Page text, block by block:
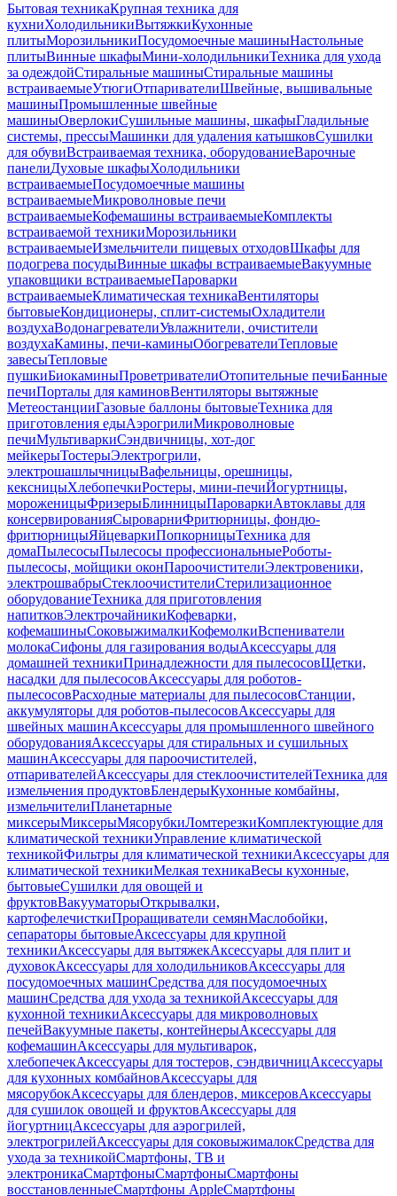
Бытовая техникаКрупная техника для
кухниХолодильникиВытяжкиКухонные
плитыМорозильникиПосудомоечные машиныНастольные
плитыВинные шкафыМини-холодильникиТехника для ухода
за одеждойСтиральные машиныСтиральные машины
встраиваемыеУтюгиОтпаривателиШвейные, вышивальные
машиныПромышленные швейные
машиныОверлокиСушильные машины, шкафыГладильные
системы, прессыМашинки для удаления катышковСушилки
для обувиВстраиваемая техника, оборудованиеВарочные
панелиДуховые шкафыХолодильники
встраиваемыеПосудомоечные машины
встраиваемыеМикроволновые печи
встраиваемыеКофемашины встраиваемыеКомплекты
встраиваемой техникиМорозильники
встраиваемыеИзмельчители пищевых отходовШкафы для
подогрева посудыВинные шкафы встраиваемыеВакуумные
упаковщики встраиваемыеПароварки
встраиваемыеКлиматическая техникаВентиляторы
бытовыеКондиционеры, сплит-системыОхладители
воздухаВодонагревателиУвлажнители, очистители
воздухаКамины, печи-каминыОбогревателиТепловые
завесыТепловые
пушкиБиокаминыПроветривателиОтопительные печиБанные
печиПорталы для каминовВентиляторы вытяжные
МетеостанцииГазовые баллоны бытовыеТехника для
приготовления едыАэрогрилиМикроволновые
печиМультиваркиСэндвичницы, хот-дог
мейкерыТостерыЭлектрогрили,
электрошашлычницыВафельницы, орешницы,
кексницыХлебопечкиРостеры, мини-печиЙогуртницы,
мороженицыФризерыБлинницыПароваркиАвтоклавы для
консервированияСыроварниФритюрницы, фондю-
фритюрницыЯйцеваркиПопкорницыТехника для
домаПылесосыПылесосы профессиональныеРоботы-
пылесосы, мойщики оконПароочистителиЭлектровеники,
электрошвабрыСтеклоочистителиСтерилизационное
оборудованиеТехника для приготовления
напитковЭлектрочайникиКофеварки,
кофемашиныСоковыжималкиКофемолкиВспениватели
молокаСифоны для газирования водыАксессуары для
домашней техникиПринадлежности для пылесосовЩетки,
насадки для пылесосовАксессуары для роботов-
пылесосовРасходные материалы для пылесосовСтанции,
аккумуляторы для роботов-пылесосовАксессуары для
швейных машинАксессуары для промышленного швейного
оборудованияАксессуары для стиральных и сушильных
машинАксессуары для пароочистителей,
отпаривателейАксессуары для стеклоочистителейТехника для
измельчения продуктовБлендерыКухонные комбайны,
измельчителиПланетарные
миксерыМиксерыМясорубкиЛомтерезкиКомплектующие для
климатической техникиУправление климатической
техникойФильтры для климатической техникиАксессуары для
климатической техникиМелкая техникаВесы кухонные,
бытовыеСушилки для овощей и
фруктовВакууматорыОткрывалки,
картофелечисткиПроращиватели семянМаслобойки,
сепараторы бытовыеАксессуары для крупной
техникиАксессуары для вытяжекАксессуары для плит и
духовокАксессуары для холодильниковАксессуары для
посудомоечных машинСредства для посудомоечных
машинСредства для ухода за техникойАксессуары для
кухонной техникиАксессуары для микроволновых
печейВакуумные пакеты, контейнерыАксессуары для
кофемашинАксессуары для мультиварок,
хлебопечекАксессуары для тостеров, сэндвичницАксессуары
для кухонных комбайновАксессуары для
мясорубокАксессуары для блендеров, миксеровАксессуары
для сушилок овощей и фруктовАксессуары для
йогуртницАксессуары для аэрогрилей,
электрогрилейАксессуары для соковыжималокСредства для
ухода за техникойСмартфоны, ТВ и
электроникаСмартфоныСмартфоныСмартфоны
восстановленныеСмартфоны AppleСмартфоны